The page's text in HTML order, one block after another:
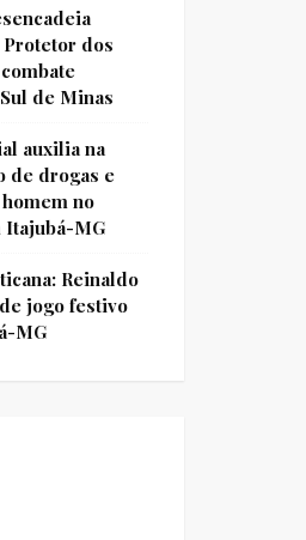
Protetor dos
de Minas
auxilia na
de drogas e
no
Itajubá-MG
Reinaldo
jogo festivo
MG